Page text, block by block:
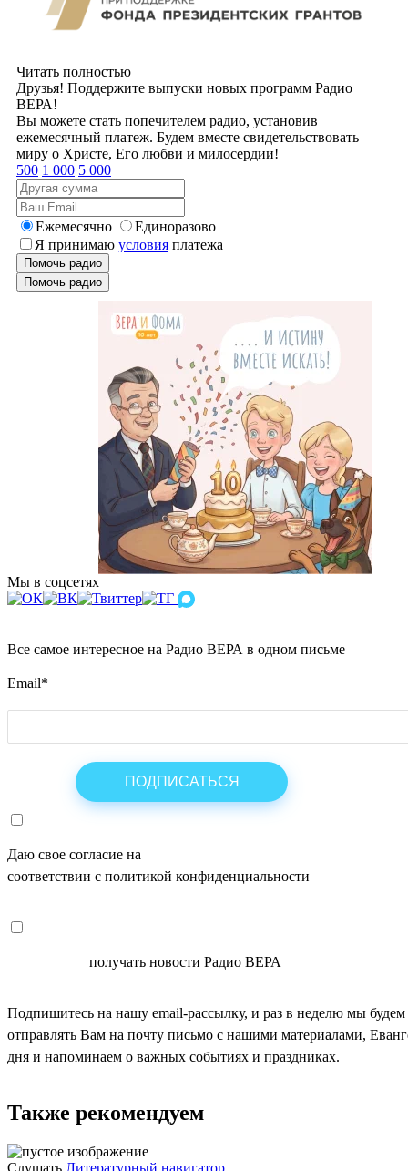
Читать полностью
Друзья! Поддержите выпуски новых программ Радио
ВЕРА!
Вы можете стать попечителем радио, установив
ежемесячный платеж. Будем вместе свидетельствовать
миру о Христе, Его любви и милосердии!
500 1 000 5 000
Ежемесячно
Единоразово
Я принимаю условия платежа
Помочь радио
Помочь радио
Мы в соцсетях
Все самое интересное на Радио ВЕРА в одном письме
Email*
Даю свое согласие на
соответствии с политикой конфиденциальности
получать новости Радио ВЕРА
Подпишитесь на нашу email-рассылку, и раз в неделю мы будем
отправлять Вам на почту письмо с нашими материалами,
дня и напоминаем о важных событиях и праздниках.
Также рекомендуем